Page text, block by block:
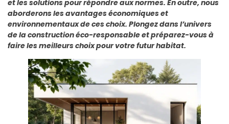
et les solutions pour répondre aux normes. En outre, nous
aborderons les avantages économiques et
environnementaux de ces choix. Plongez dans l’univers
de la construction éco-responsable et préparez-vous à
faire les meilleurs choix pour votre futur habitat.